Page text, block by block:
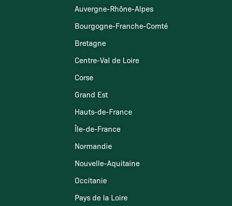
Auvergne-Rhône-Alpes
Bourgogne-Franche-Comté
Bretagne
Centre-Val de Loire
Corse
Grand Est
Hauts-de-France
Île-de-France
Normandie
Nouvelle-Aquitaine
Occitanie
Pays de la Loire